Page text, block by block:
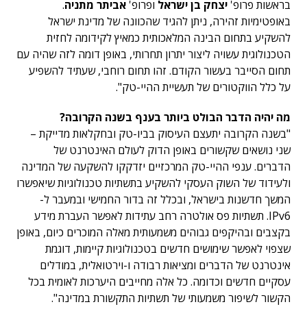
בראשות פרופ' יצחק בן ישראל ופרופ' אביתר מתניה.
באופטימיות זהירה, ניתן להגיד שהכוונה של מדינת ישראל
להשקיע בתחום הבינה המלאכותית כמאיץ לקידומה לחזית
הטכנולוגית עשויה ליצור יתרון תחרותי, באופן דומה לזה שהיה עם
תחום הסייבר בעשור הקודם. זהו תחום רוחבי, שעתיד להשפיע
על כלל הווקטורים של תעשיית ההיי-טק".
מה יהיה הדבר הבולט ביותר בענף בשנה הקרובה?
"בשנה הקרובה יתעצם העיסוק בביו-טק ובחקלאות מדייקת –
שני נושאים שקשורים באופן הדוק לעולם האינטרנט של
הדברים. ענפי ההיי-טק המרכזיים יזדקקו להשקעה של המדינה
ולעידוד של השוק העסקי להשקיע בתשתיות טכנולוגיות שיאפשרו
המשך חדשנות בישראל, ובכלל זה בדור החמישי ובמעבר ל-
IPv6. תשתיות פס אולטרה רחב עתידות לאפשר העברת מידע
בקצבים ובהיקפים גבוהים משמעותית מאלה המוכרים כיום, באופן
שצפוי לאפשר שימושים חדשים בטכנולוגיות קיימות, דוגמת
אינטרנט של הדברים ומציאות רבודה ו-וירטואלית, במודלים
עסקיים חדשים וכדומה. כל אלה מחייבים היערכות לאומית בכל
הקשור לשיפור משמעותי של תשתיות התקשורת במדינה".